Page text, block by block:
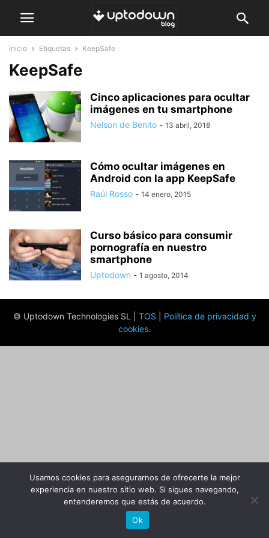
Inicio Etiquetas KeepSafe
KeepSafe
Cinco aplicaciones para ocultar
imágenes en tu smartphone
Nelson de Benito - 13 abril, 2018
Cómo ocultar imágenes en
Android con la app KeepSafe
Raúl Rosso - 14 enero, 2015
Curso básico para consumir
pornografía en nuestro
smartphone
Uptodown - 1 agosto, 2014
© Uptodown Technologies SL | TOS
Política de privacidad y
cookies.
Usamos cookies para asegurarnos de ofrecerte la mejor
experiencia en nuestro sitio web. Si sigues navegando,
entenderemos que estás de acuerdo.
Ok